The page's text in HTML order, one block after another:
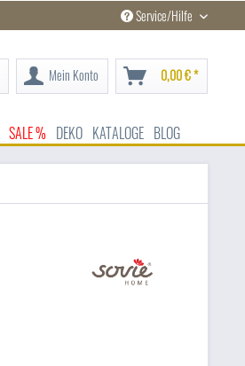
Service/Hilfe
Mein Konto 0,00 € *
SALE % DEKO KATALOGE BLOG